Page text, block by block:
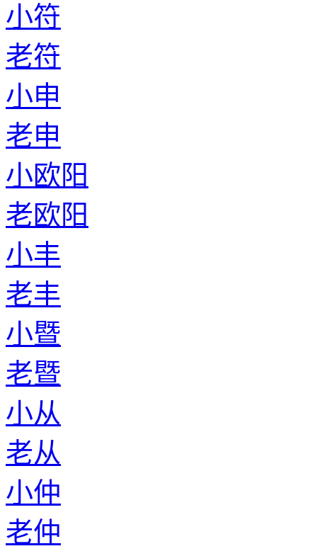
小符
老符
小申
老申
小欧阳
老欧阳
小丰
老丰
小暨
老暨
小从
老从
小仲
老仲